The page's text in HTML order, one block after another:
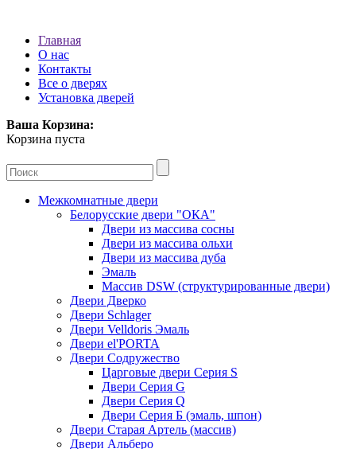
Главная
О нас
Контакты
Все о дверях
Установка дверей
Ваша Корзина:
Корзина пуста
Межкомнатные двери
Белорусские двери "ОКА"
Двери из массива сосны
Двери из массива ольхи
Двери из массива дуба
Эмаль
Массив DSW (cтруктурированные двери)
Двери Дверко
Двери Schlager
Двери Velldoris Эмаль
Двери el'PORTA
Двери Содружество
Царговые двери Cерия S
Двери Серия G
Двери Серия Q
Двери Серия Б (эмаль, шпон)
Двери Старая Артель (массив)
Двери Альберо